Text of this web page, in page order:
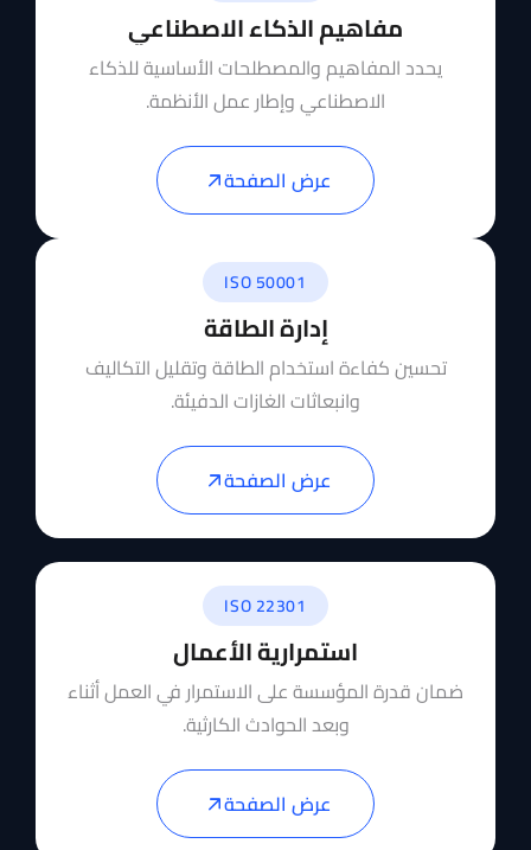
مفاهيم الذكاء الاصطناعي
يحدد المفاهيم والمصطلحات الأساسية للذكاء
الاصطناعي وإطار عمل الأنظمة.
عرض الصفحة
ISO 50001
إدارة الطاقة
تحسين كفاءة استخدام الطاقة وتقليل التكاليف
وانبعاثات الغازات الدفيئة.
عرض الصفحة
ISO 22301
استمرارية الأعمال
ضمان قدرة المؤسسة على الاستمرار في العمل أثناء
وبعد الحوادث الكارثية.
عرض الصفحة